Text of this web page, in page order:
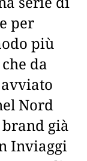
per
più
da
Nord
già
Inviaggi